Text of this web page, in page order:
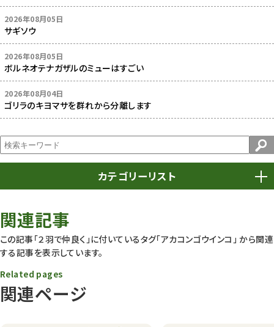
2026年08月05日
サギソウ
2026年08月05日
ボルネオテナガザルのミューはすごい
2026年08月04日
ゴリラのキヨマサを群れから分離します
カテゴリーリスト
動物園
動物園長のZooコラム
動物園その他
関連記事
この記事「２羽で仲良く」に付いているタグ「アカコンゴウインコ」 から関連
する記事を表示しています。
関連ページ
Related pages